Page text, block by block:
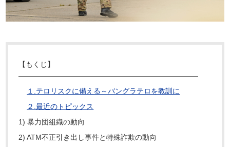
【もくじ】
―――――――――――――――――――――――――
１. テロリスクに備える～バングラテロを教訓に
２.最近のトピックス
1) 暴力団組織の動向
2) ATM不正引き出し事件と特殊詐欺の動向